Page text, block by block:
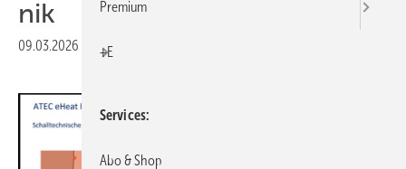
nik
09.03.2026 Druckvorschau
Premium
+E
Services
Abo & Shop